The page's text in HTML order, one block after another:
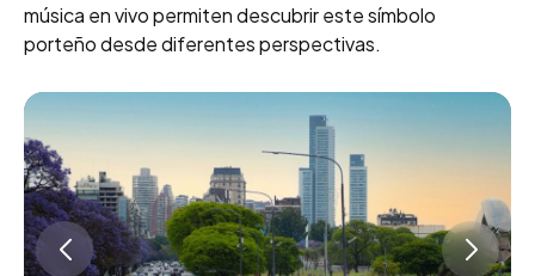
música en vivo permiten descubrir este símbolo
porteño desde diferentes perspectivas.